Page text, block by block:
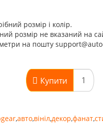
розмір і колір.
розмір не вказаний на
на пошту
Купити
,авто,вініл,декор,фанат,